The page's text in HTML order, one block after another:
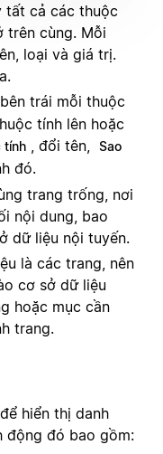
tất cả các thuộc
trên cùng. Mỗi
loại và giá trị.
trái mỗi thuộc
tính lên hoặc
tính , đổi tên,
Sao
đó.
trang trống, nơi
nội dung, bao
dữ liệu nội tuyến.
là các trang, nên
cơ sở dữ liệu
hoặc mục cần
trang.
hiển thị danh
động đó bao gồm: